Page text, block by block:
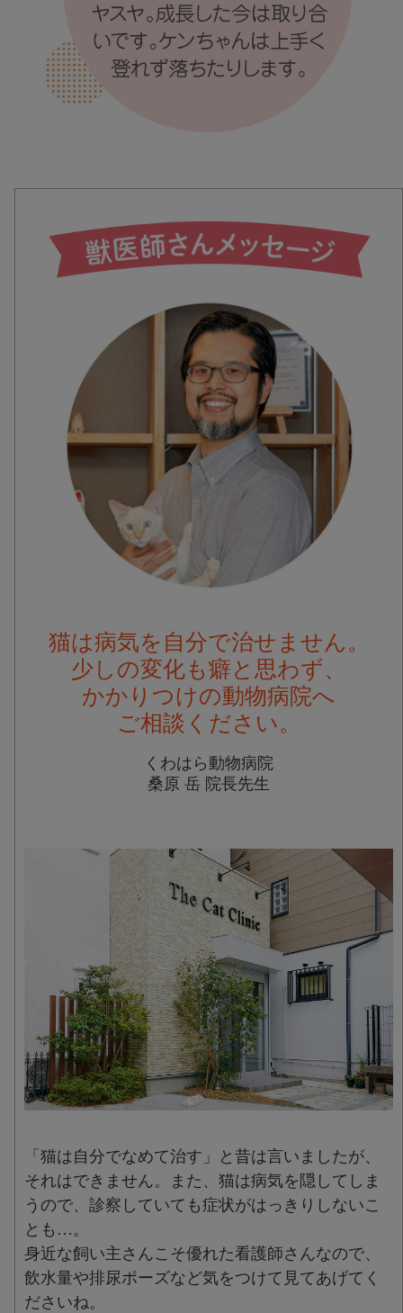
猫は病気を自分で治せません。
少しの変化も癖と思わず、
かかりつけの動物病院へ
ご相談ください。
くわはら動物病院
桑原 岳 院長先生
「猫は自分でなめて治す」と昔は言いましたが、
それはできません。また、猫は病気を隠してしま
うので、診察していても症状がはっきりしないこ
とも…。
身近な飼い主さんこそ優れた看護師さんなので、
飲水量や排尿ポーズなど気をつけて見てあげてく
ださいね。